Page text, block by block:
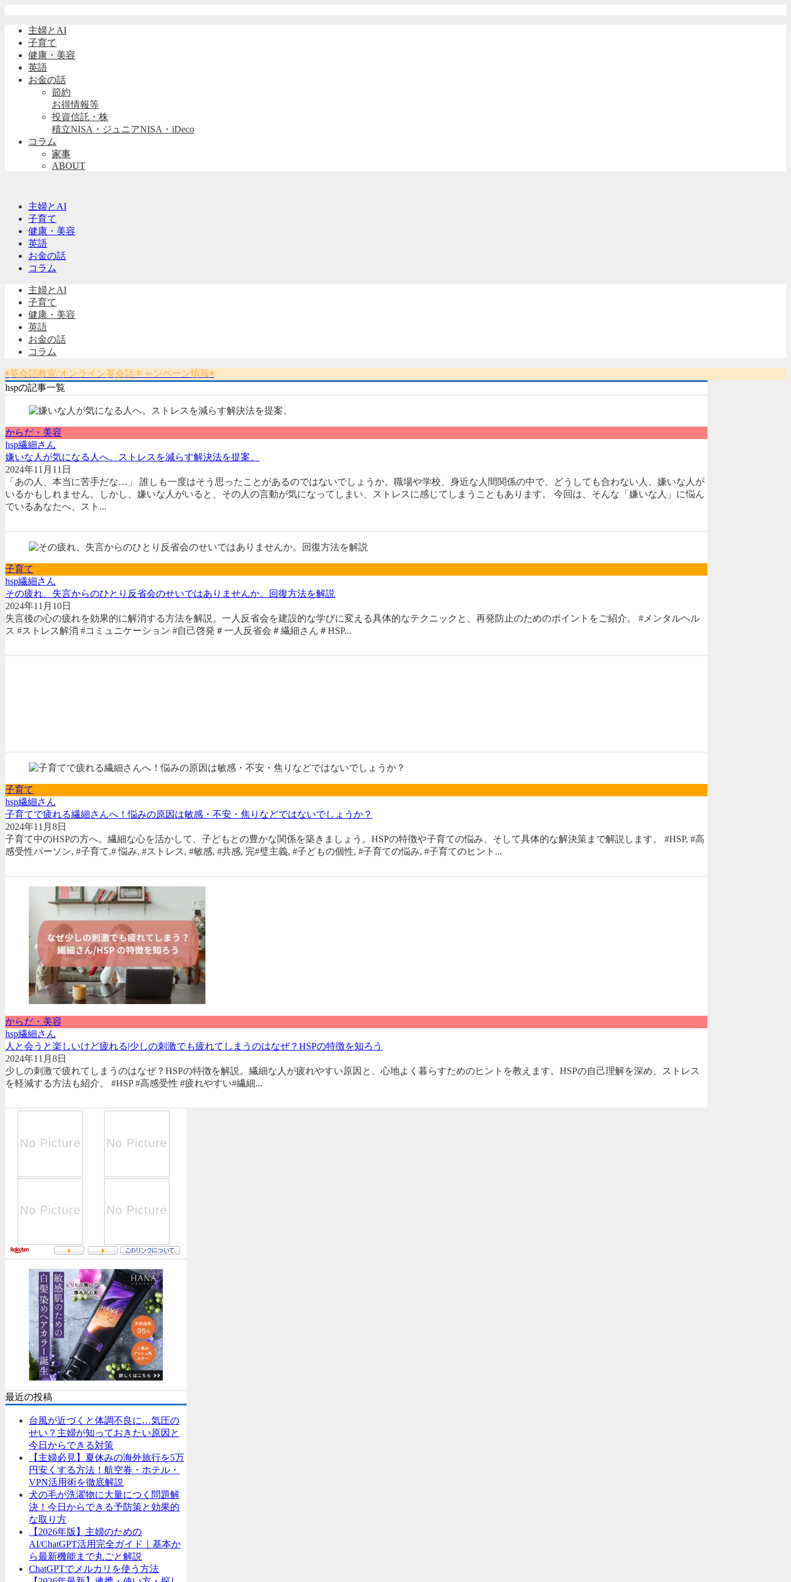
主婦とAI
子育て
健康・美容
英語
お金の話
節約
お得情報等
投資信託・株
積立NISA・ジュニアNISA・iDeco
コラム
家事
ABOUT
主婦とAI
子育て
健康・美容
英語
お金の話
コラム
主婦とAI
子育て
健康・美容
英語
お金の話
コラム
◉英会話教室/オンライン英会話キャンペーン情報◉
hspの記事一覧
からだ・美容
hsp繊細さん
嫌いな人が気になる人へ。ストレスを減らす解決法を提案。
2024年11月11日
「あの人、本当に苦手だな…」 誰しも一度はそう思ったことがあるのではないでしょうか。職場や学校、身近な人間関係の中で、どうしても合わない人、嫌いな人が
いるかもしれません。しかし、嫌いな人がいると、その人の言動が気になってしまい、ストレスに感じてしまうこともあります。 今回は、そんな「嫌いな人」に悩ん
でいるあなたへ、スト...
子育て
hsp繊細さん
その疲れ、失言からのひとり反省会のせいではありませんか。回復方法を解説
2024年11月10日
失言後の心の疲れを効果的に解消する方法を解説。一人反省会を建設的な学びに変える具体的なテクニックと、再発防止のためのポイントをご紹介。 #メンタルヘル
ス #ストレス解消 #コミュニケーション #自己啓発＃一人反省会＃繊細さん＃HSP...
子育て
hsp繊細さん
子育てで疲れる繊細さんへ！悩みの原因は敏感・不安・焦りなどではないでしょうか？
2024年11月8日
子育て中のHSPの方へ。繊細な心を活かして、子どもとの豊かな関係を築きましょう。HSPの特徴や子育ての悩み、そして具体的な解決策まで解説します。 #HSP, #高
感受性パーソン, #子育て,# 悩み, #ストレス, #敏感, #共感, 完#璧主義, #子どもの個性, #子育ての悩み, #子育てのヒント...
からだ・美容
hsp繊細さん
人と会うと楽しいけど疲れる|少しの刺激でも疲れてしまうのはなぜ？HSPの特徴を知ろう
2024年11月8日
少しの刺激で疲れてしまうのはなぜ？HSPの特徴を解説。繊細な人が疲れやすい原因と、心地よく暮らすためのヒントを教えます。HSPの自己理解を深め、ストレス
を軽減する方法も紹介。 #HSP #高感受性 #疲れやすい#繊細...
最近の投稿
台風が近づくと体調不良に…気圧の
せい？主婦が知っておきたい原因と
今日からできる対策
【主婦必見】夏休みの海外旅行を5万
円安くする方法！航空券・ホテル・
VPN活用術を徹底解説
犬の毛が洗濯物に大量につく問題解
決！今日からできる予防策と効果的
な取り方
【2026年版】主婦のための
AI/ChatGPT活用完全ガイド｜基本か
ら最新機能まで丸ごと解説
ChatGPTでメルカリを使う方法